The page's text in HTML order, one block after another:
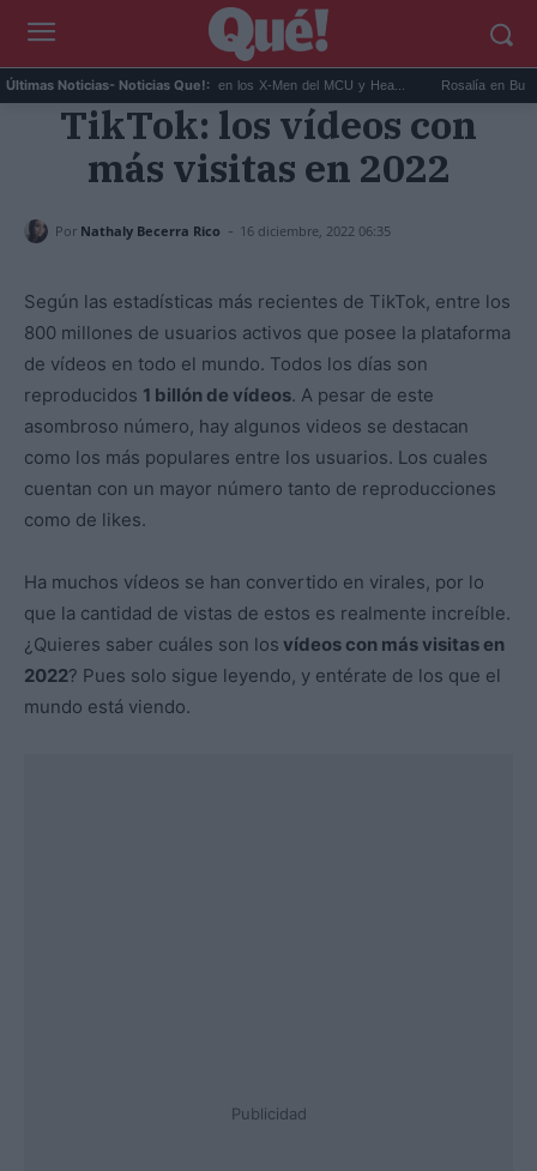
Últimas Noticias- Noticias Que!:
Kit Connor será Cíclope en los X-Men del MCU y Hea... Rosalía en Buenos
TikTok: los vídeos con
más visitas en 2022
Por Nathaly Becerra Rico - 16 diciembre, 2022 06:35
Según las estadísticas más recientes de TikTok, entre los
800 millones de usuarios activos que posee la plataforma
de vídeos en todo el mundo. Todos los días son
reproducidos 1 billón de vídeos. A pesar de este
asombroso número, hay algunos videos se destacan
como los más populares entre los usuarios. Los cuales
cuentan con un mayor número tanto de reproducciones
como de likes.
Ha muchos vídeos se han convertido en virales, por lo
que la cantidad de vistas de estos es realmente increíble.
¿Quieres saber cuáles son los vídeos con más visitas en
2022? Pues solo sigue leyendo, y entérate de los que el
mundo está viendo.
Publicidad